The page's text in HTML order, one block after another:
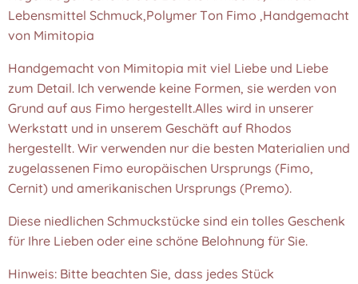
Lebensmittel Schmuck,Polymer Ton Fimo ,Handgemacht
von Mimitopia
Handgemacht von Mimitopia mit viel Liebe und Liebe
zum Detail. Ich verwende keine Formen, sie werden von
Grund auf aus Fimo hergestellt.Alles wird in unserer
Werkstatt und in unserem Geschäft auf Rhodos
hergestellt. Wir verwenden nur die besten Materialien und
zugelassenen Fimo europäischen Ursprungs (Fimo,
Cernit) und amerikanischen Ursprungs (Premo).
Diese niedlichen Schmuckstücke sind ein tolles Geschenk
für Ihre Lieben oder eine schöne Belohnung für Sie.
Hinweis: Bitte beachten Sie, dass jedes Stück